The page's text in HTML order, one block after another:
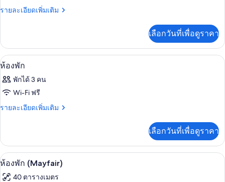
ของ
รายละเอียดเพิ่มเติม
ราย
เกี่ยว
กับ
ห้อง
เลือกวันที่เพื่อดูราคา
เปิด
ภาพถ่าย
ทั้งหมด
ของ
เครื่องนอนระดับพรีเมียม, มินิบาร์ฟรีบ
10
ห้องพัก
พักได้ 3 คน
Wi-Fi ฟรี
รายละเอียดเพิ่มเติม
ราย
เกี่ยว
กับ
ห้อง
เลือกวันที่เพื่อดูราคา
เปิด
ภาพถ่าย
ห้องพัก (Mayfair) | เครื่องนอนระดับพ
5
ห้องพัก (Mayfair)
40 ตารางเมตร